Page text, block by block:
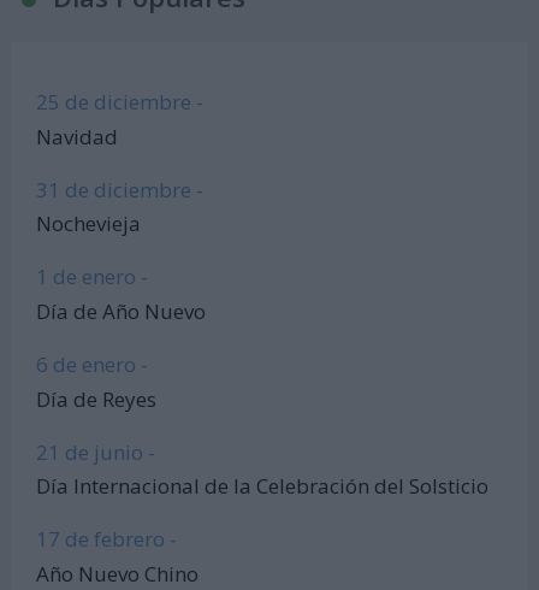
25 de diciembre -
Navidad
31 de diciembre -
Nochevieja
1 de enero -
Día de Año Nuevo
6 de enero -
Día de Reyes
21 de junio -
Día Internacional de la Celebración del Solsticio
17 de febrero -
Año Nuevo Chino